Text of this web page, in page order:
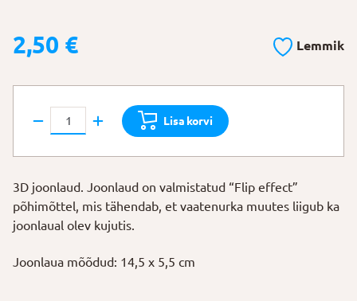
2,50 € Lemmik
joonlaud
"Draakon"
Lisa korvi
3D joonlaud. Joonlaud on valmistatud “Flip effect”
põhimõttel, mis tähendab, et vaatenurka muutes liigub ka
joonlaual olev kujutis.
Joonlaua mõõdud: 14,5 x 5,5 cm